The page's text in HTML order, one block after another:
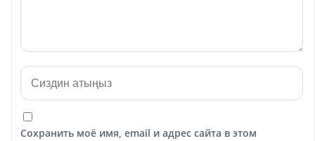
Сохранить моё имя, email и адрес сайта в этом